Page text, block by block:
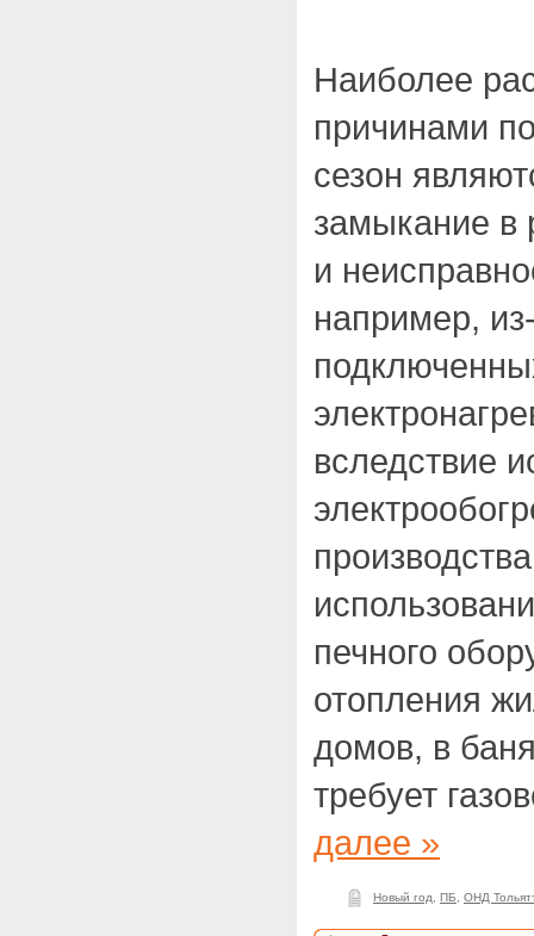
Наиболее
причинами
сезон
замыкание в
и
например,
вследствие
печного
отопления
домов, в
требует
далее »
Новый год ПБ ОНД